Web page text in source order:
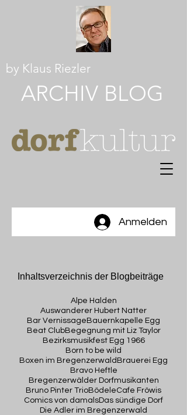
ARCHIVBLOG
by Klaus Riezler
Anmelden
Inhaltsverzeichnis der Blogbeiträge
Alpe Halden
Auswanderer Hubert Natter
Bar Vernissage Bauernkapelle Egg
Beat ClubBegegnung mit Liz Taylor
Bezirksmusikfest Egg 1966
Born to be wild
Boxen im Bregenzerwald Brauerei Egg
Bravo Heftle
Bregenzerwälder Dorfmusikanten
Bruno Pinter TrioBödeleCafe Fröwis
Comics von damalsDas sündige Dorf
Die Adler im Bregenzerwald